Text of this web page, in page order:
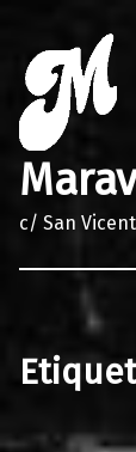
c/ San